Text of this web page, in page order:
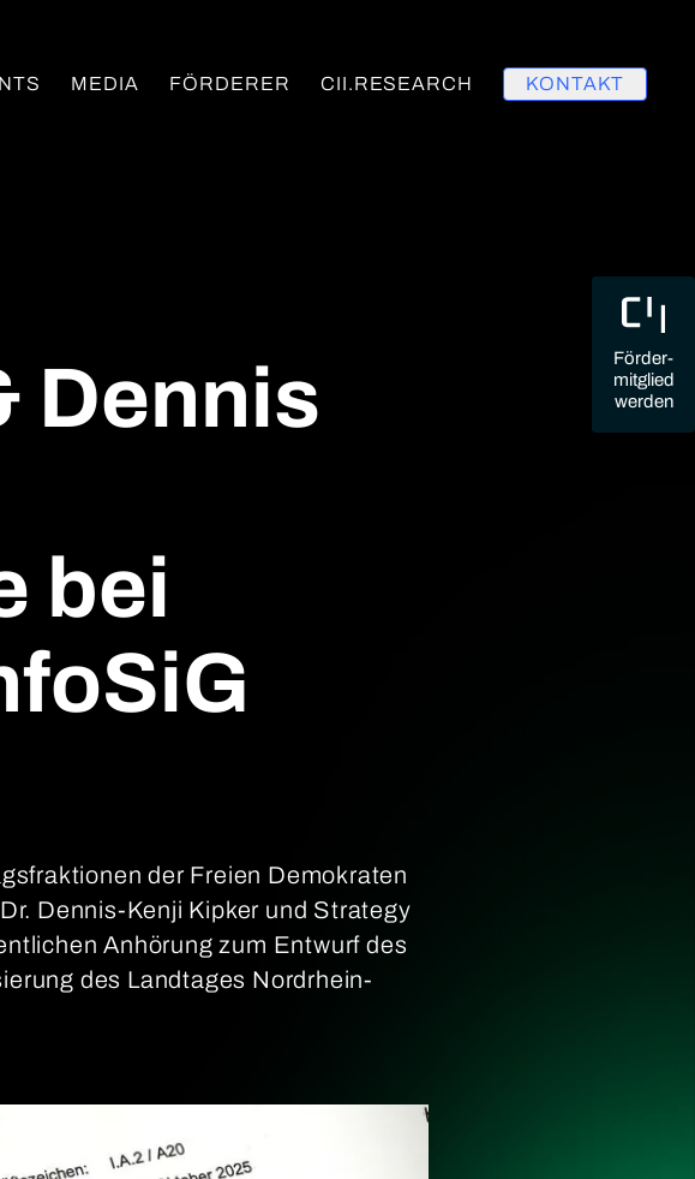
MEDIA FÖRDERER CII.RESEARCH KONTAKT
Förder-
mitglied
werden
Dennis
bei
der Freien Demokraten
Dennis-Kenji Kipker und Strategy
Anhörung zum Entwurf des
des Landtages Nordrhein-